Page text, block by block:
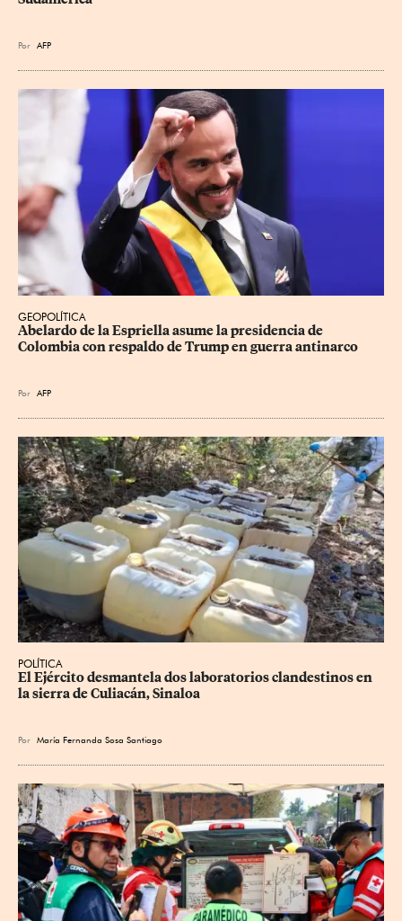
Por AFP
GEOPOLÍTICA
Abelardo de la Espriella asume la presidencia de
Colombia con respaldo de Trump en guerra antinarco
Por AFP
POLÍTICA
El Ejército desmantela dos laboratorios clandestinos en
la sierra de Culiacán, Sinaloa
Por María Fernanda Sosa Santiago